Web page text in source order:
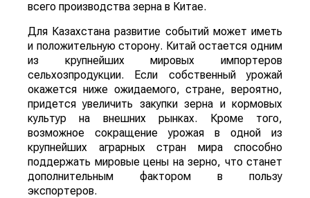
всего производства зерна в Китае.
Для Казахстана развитие событий может иметь
и положительную сторону. Китай остается одним
из крупнейших мировых импортеров
сельхозпродукции. Если собственный урожай
окажется ниже ожидаемого, стране, вероятно,
придется увеличить закупки зерна и кормовых
культур на внешних рынках. Кроме того,
возможное сокращение урожая в одной из
крупнейших аграрных стран мира способно
поддержать мировые цены на зерно, что станет
дополнительным фактором в пользу
экспортеров.